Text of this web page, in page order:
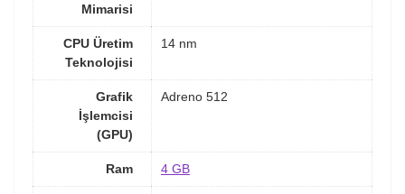
Mimarisi
CPU Üretim
Teknolojisi
14 nm
Grafik
İşlemcisi
(GPU)
Adreno 512
Ram 4 GB